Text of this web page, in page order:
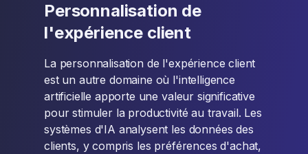
Personnalisation de
l'expérience client
La personnalisation de l'expérience client
est un autre domaine où l'intelligence
artificielle apporte une valeur significative
pour stimuler la productivité au travail. Les
systèmes d'IA analysent les données des
clients, y compris les préférences d'achat,